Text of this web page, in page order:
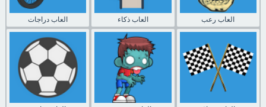
العاب دراجات العاب ذكاء العاب رعب